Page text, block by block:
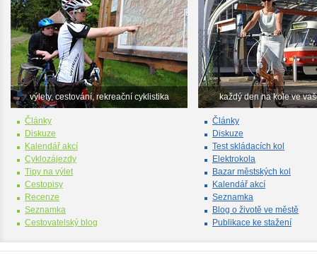
výlety, cestování, rekreační cyklistika
Články
Diskuze
Kalendář akcí
Cyklozájezdy
Tipy na výlet
Cestopisy
Recenze
Seznamka
Cestovatelský blog
každý den na kole ve
Články
Diskuze
Test skládacích kol
Elektrokola
Bazar městských kol
Kalendář akcí
Seznamka
Blog o životě ve městě
Publikace ke stažení